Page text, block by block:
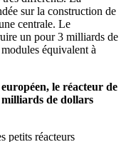
sur la construction de
centrale. Le
un pour 3 milliards de
équivalent à
le réacteur de
de dollars
petits réacteurs